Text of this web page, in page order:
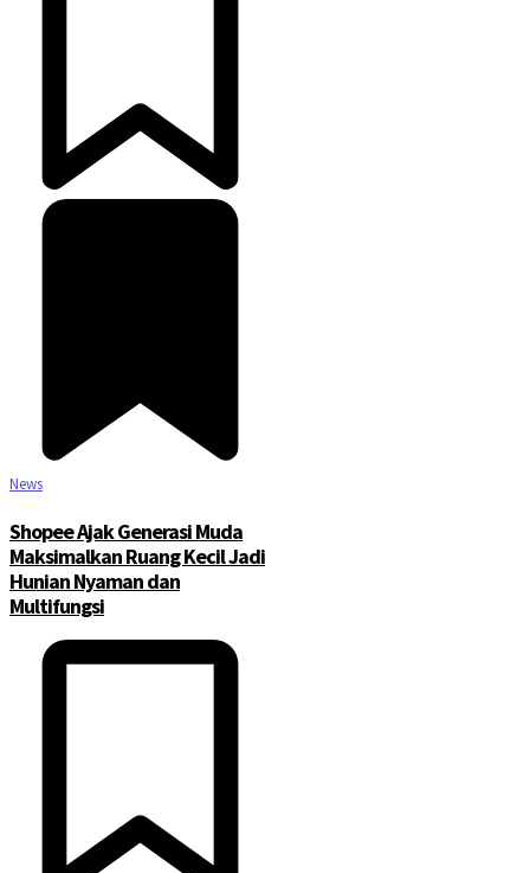
News
Shopee Ajak Generasi Muda
Maksimalkan Ruang Kecil Jadi
Hunian Nyaman dan
Multifungsi